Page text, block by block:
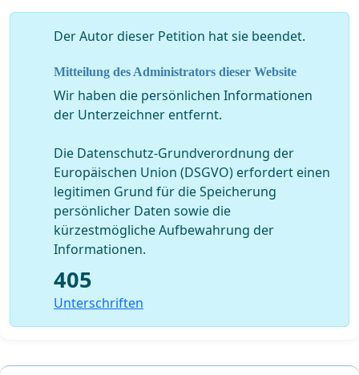
dem fließenden bzw. ruhenden Verkehr. Dies ist
insbesondere auch dadurch bedingt, dass die angeordnete
überschritten wird, nur einseitig Fußverkehrsanlagen
bestehen und die Sichtbeziehungen aufgrund des (teilweise
rechtswidrigen) ruhenden Verkehrs erheblich beeinträchtigt
Die Aufstellung von sog. Dialog-Displays ist vergleichsweise
schnell und unkompliziert möglich (siehe hierzu auch die
. „Schulwege sicherer machen - Dialogdisplays
installieren“) und kann die gefahrene Geschwindigkeit
reduzieren, wie an den bestehenden Standorten zu
beobachten ist. Durch den baulichen Schutz der
wichtiger Beitrag zur Verbesserung der Sichtbeziehungen
geleistet werden. Langfristig sollte auch vor dem
Hintergrund des wachsendenQuerungsaufkommensdurch
Entwicklung des Ludwig- Hoffmann- Quartiers die
Der Autor dieser Petition hat sie beendet.
Mitteilung des Administrators dieser Website
Wir haben die persönlichen Informationen
der Unterzeichner entfernt.
Die Datenschutz-Grundverordnung der
Europäischen Union (DSGVO) erfordert einen
legitimen Grund für die Speicherung
persönlicher Daten sowie die
kürzestmögliche Aufbewahrung der
Informationen.
405
Unterschriften